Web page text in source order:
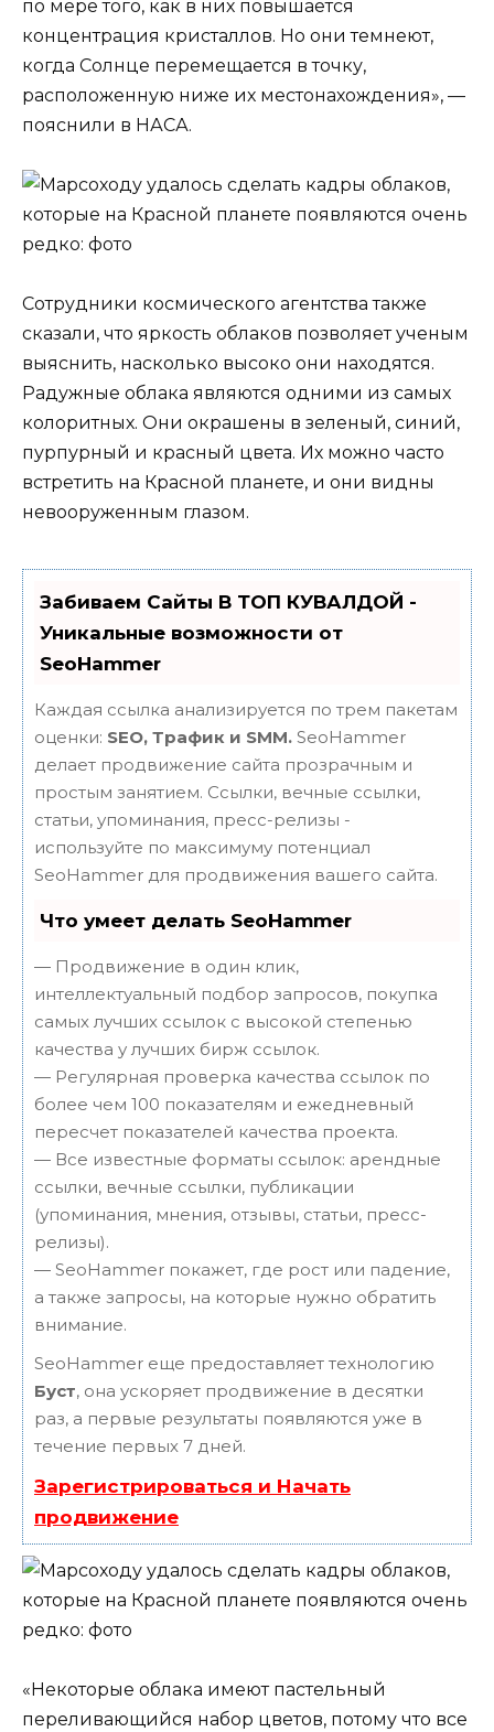
по мере того, как в них повышается
концентрация кристаллов. Но они темнеют,
когда Солнце перемещается в точку,
расположенную ниже их местонахождения», —
пояснили в НАСА.
Сотрудники космического агентства также
сказали, что яркость облаков позволяет ученым
выяснить, насколько высоко они находятся.
Радужные облака являются одними из самых
колоритных. Они окрашены в зеленый, синий,
пурпурный и красный цвета. Их можно часто
встретить на Красной планете, и они видны
невооруженным глазом.
Забиваем Сайты В ТОП КУВАЛДОЙ -
Уникальные возможности от
SeoHammer
Каждая ссылка анализируется по трем пакетам
оценки: SEO, Трафик и SMM. SeoHammer
делает продвижение сайта прозрачным и
простым занятием. Ссылки, вечные ссылки,
статьи, упоминания, пресс-релизы -
используйте по максимуму потенциал
SeoHammer для продвижения вашего сайта.
Что умеет делать SeoHammer
— Продвижение в один клик,
интеллектуальный подбор запросов, покупка
самых лучших ссылок с высокой степенью
качества у лучших бирж ссылок.
— Регулярная проверка качества ссылок по
более чем 100 показателям и ежедневный
пересчет показателей качества проекта.
— Все известные форматы ссылок: арендные
ссылки, вечные ссылки, публикации
(упоминания, мнения, отзывы, статьи, пресс-
релизы).
— SeoHammer покажет, где рост или падение,
а также запросы, на которые нужно обратить
внимание.
SeoHammer еще предоставляет технологию
Буст, она ускоряет продвижение в десятки
раз, а первые результаты появляются уже в
течение первых 7 дней.
Зарегистрироваться и Начать
продвижение
«Некоторые облака имеют пастельный
переливающийся набор цветов, потому что все